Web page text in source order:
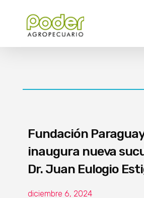
Fundación
inaugura nueva
Dr. Juan Eulogio
diciembre 6, 2024